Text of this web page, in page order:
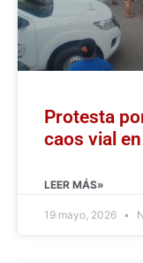
Protesta
caos vial
LEER MÁS»
19 mayo, 2026